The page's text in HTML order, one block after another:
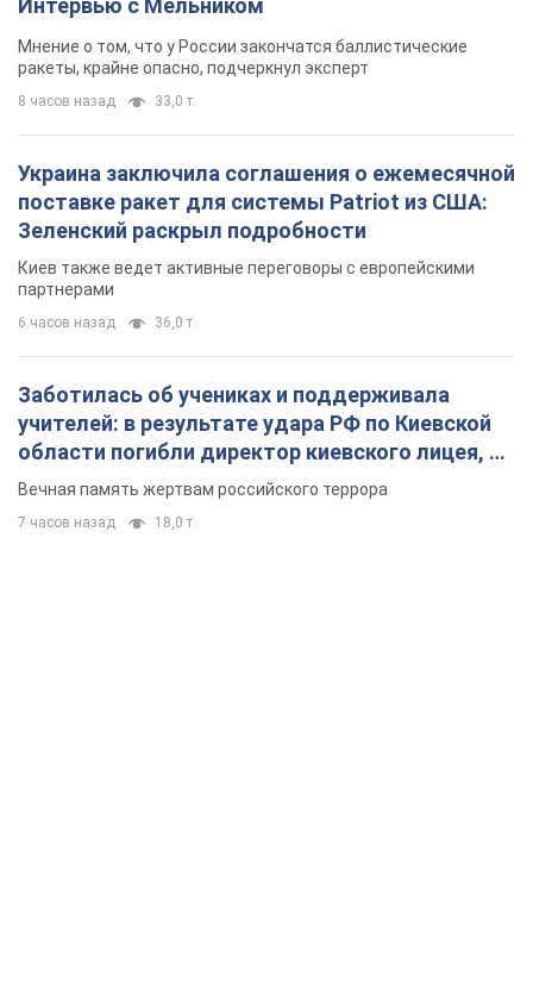
Интервью с Мельником
Мнение о том, что у России закончатся баллистические
ракеты, крайне опасно, подчеркнул эксперт
8 часов назад 33,0 т.
Украина заключила соглашения о ежемесячной
поставке ракет для системы Patriot из США:
Зеленский раскрыл подробности
Киев также ведет активные переговоры с европейскими
партнерами
6 часов назад 36,0 т.
Заботилась об учениках и поддерживала
учителей: в результате удара РФ по Киевской
области погибли директор киевского лицея, её
муж и внук
Вечная память жертвам российского террора
7 часов назад 18,0 т.